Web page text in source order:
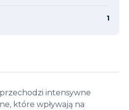
intensywne
które wpływają na
1